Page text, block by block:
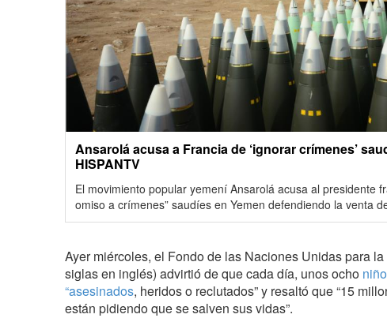
Ansarolá acusa a Francia de ‘ignorar crímenes’
HISPANTV
El movimiento popular yemení Ansarolá acusa al presidente
omiso a crímenes” saudíes en Yemen defendiendo la venta
Ayer miércoles, el Fondo de las Naciones Unidas para
siglas en inglés) advirtió de que cada día, unos ocho
“asesinados, heridos o reclutados” y resaltó que “15
están pidiendo que se salven sus vidas”.